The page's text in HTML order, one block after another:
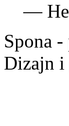
—
Spona
Dizajn i